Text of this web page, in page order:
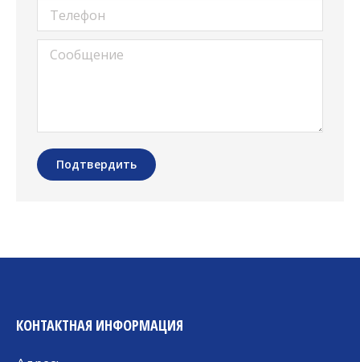
Телефон
Сообщение
Подтвердить
КОНТАКТНАЯ ИНФОРМАЦИЯ